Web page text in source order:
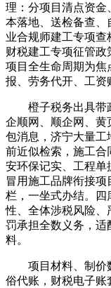
理：分项目清点资金
本落地、送检备查、
业合规师建工专项查
财税建工专项征管
项目全生命周期为焦
报、劳务代开、工资
橙子税务出具带政
企顺网、顺企网、黄
包消息，济宁大量工
前近似检索，施工合
安环保记实、工程单
冒用施工品牌衔接
栏，一坐式办结。四
性、全体涉税风险、
罚承担全数义务，适
料。
项目材料、制价数
俗代账，财税电子账